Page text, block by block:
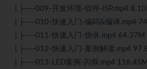
| ├──009-开发环境-软件-ISP.mp4
| ├──010-快速入门-编码&编译.mp4
| ├──011-快速入门-烧录.mp4 64.37M
| ├──012-快速入门-案例解读.mp4
| ├──013-LED案例-闪烁.mp4 116.45M